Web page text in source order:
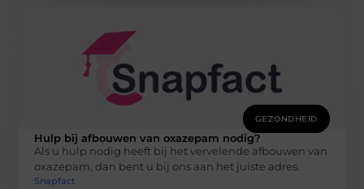
GEZONDHEID
Hulp bij afbouwen van oxazepam nodig?
Als u hulp nodig heeft bij het vervelende afbouwen van
oxazepam, dan bent u bij ons aan het juiste adres.
Snapfact